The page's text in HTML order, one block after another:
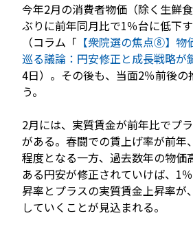
今年2月の消費者物価（除く生鮮
ぶりに前年同月比で1％台に低下
（コラム「 【衆院選の焦点⑧】物
巡る議論：円安修正と成長戦略が
4日）。その後も、当面2％前後の
う。
2月には、実質賃金が前年比でプ
がある。春闘での賃上げ率が前年
程度となる一方、過去数年の物価
ある円安が修正されていけば、1
昇率とプラスの実質賃金上昇率が
していくことが見込まれる。